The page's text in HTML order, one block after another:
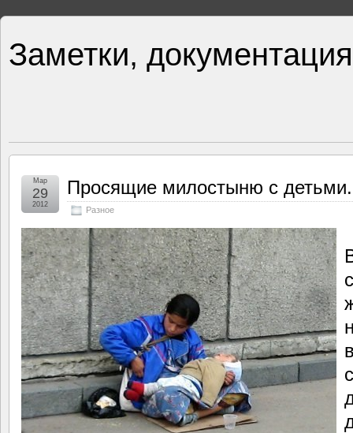
Заметки,
Просящие милостыню с детьми.
Разное
Мар
29
2012